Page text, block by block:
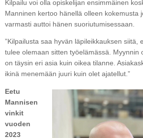
Kilpailu voi olla opiskelijan ensimmäinen
Manninen kertoo hänellä olleen kokemusta
varmasti auttoi hänen suoriutumisessaan.
”Kilpailusta saa hyvän läpileikkauksen siitä,
tulee olemaan sitten työelämässä. Myynnin
on täysin eri asia kuin oikea tilanne.
ikinä menemään juuri kuin olet ajatellut.”
Eetu
Mannisen
vinkit
vuoden
2023